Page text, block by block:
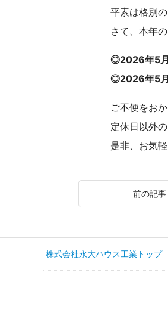
平素は格別
さて、本年
◎2026年5月
◎2026年5月
ご不便をお
定休日以外
是非、お気
前の記事
株式会社永大ハウス工業トップ